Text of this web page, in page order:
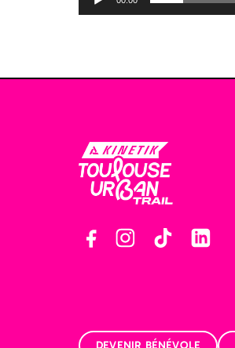
DEVENIR BÉNÉVOLE